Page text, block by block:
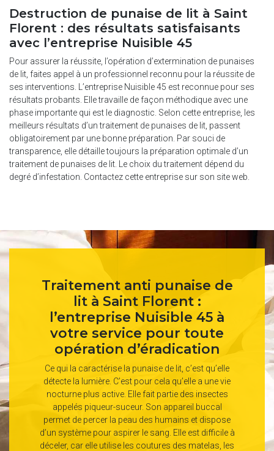
Destruction de punaise de lit à Saint
Florent : des résultats satisfaisants
avec l’entreprise Nuisible 45
Pour assurer la réussite, l’opération d’extermination de punaises
de lit, faites appel à un professionnel reconnu pour la réussite de
ses interventions. L’entreprise Nuisible 45 est reconnue pour ses
résultats probants. Elle travaille de façon méthodique avec une
phase importante qui est le diagnostic. Selon cette entreprise, les
meilleurs résultats d’un traitement de punaises de lit, passent
obligatoirement par une bonne préparation. Par souci de
transparence, elle détaille toujours la préparation optimale d’un
traitement de punaises de lit. Le choix du traitement dépend du
degré d’infestation. Contactez cette entreprise sur son site web.
Traitement anti punaise de
lit à Saint Florent :
l’entreprise Nuisible 45 à
votre service pour toute
opération d’éradication
Ce qui la caractérise la punaise de lit, c’est qu’elle
détecte la lumière. C’est pour cela qu’elle a une vie
nocturne plus active. Elle fait partie des insectes
appelés piqueur-suceur. Son appareil buccal
permet de percer la peau des humains et dispose
d’un système pour aspirer le sang. Elle est difficile à
déceler, car elle utilise les coutures des matelas, les